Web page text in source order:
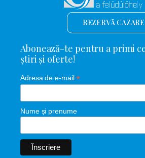
REZERVĂ CAZARE
Abonează-te pentru a primi
știri și oferte!
Adresa de e-mail*
Nume și prenume